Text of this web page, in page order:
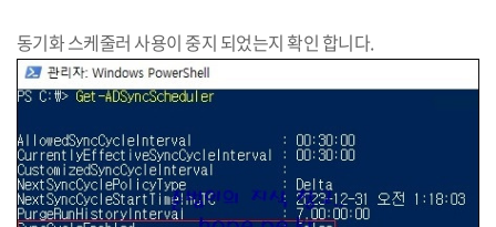
동기화 스케줄러 사용이 중지 되었는지 확인 합니다.